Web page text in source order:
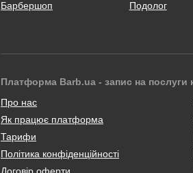
Барбершоп
Подолог
Платформа Barb.ua - запис на послуги
Про нас
Як працює платформа
Тарифи
Політика конфіденційності
Договір оферти